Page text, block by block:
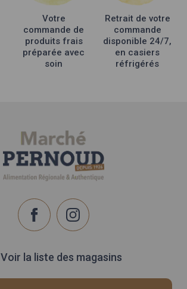
Votre
commande de
produits frais
préparée avec
soin
Retrait de votre
commande
disponible 24/7,
en casiers
réfrigérés
Voir la liste des magasins